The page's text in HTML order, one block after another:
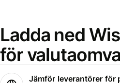
Ladda ned
för
Jämför leverantörer för